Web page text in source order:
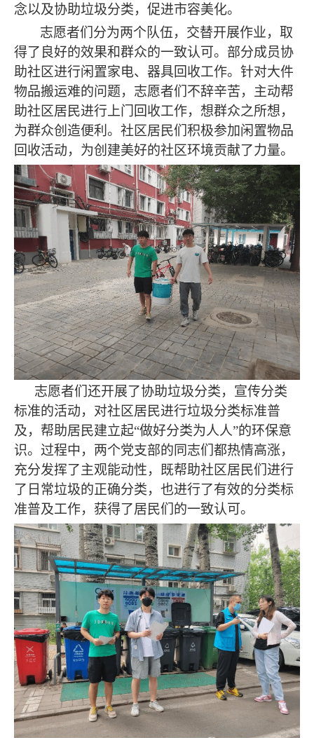
念以及协助垃圾分类，促进市容美化。
志愿者们分为两个队伍，交替开展作业，取
得了良好的效果和群众的一致认可。部分成员协
助社区进行闲置家电、器具回收工作。针对大件
物品搬运难的问题，志愿者们不辞辛苦，主动帮
助社区居民进行上门回收工作，想群众之所想，
为群众创造便利。社区居民们积极参加闲置物品
回收活动，为创建美好的社区环境贡献了力量。
志愿者们还开展了协助垃圾分类，宣传分类
标准的活动，对社区居民进行垃圾分类标准普
及，帮助居民建立起“做好分类为人人”的环保意
识。过程中，两个党支部的同志们都热情高涨，
充分发挥了主观能动性，既帮助社区居民们进行
了日常垃圾的正确分类，也进行了有效的分类标
准普及工作，获得了居民们的一致认可。